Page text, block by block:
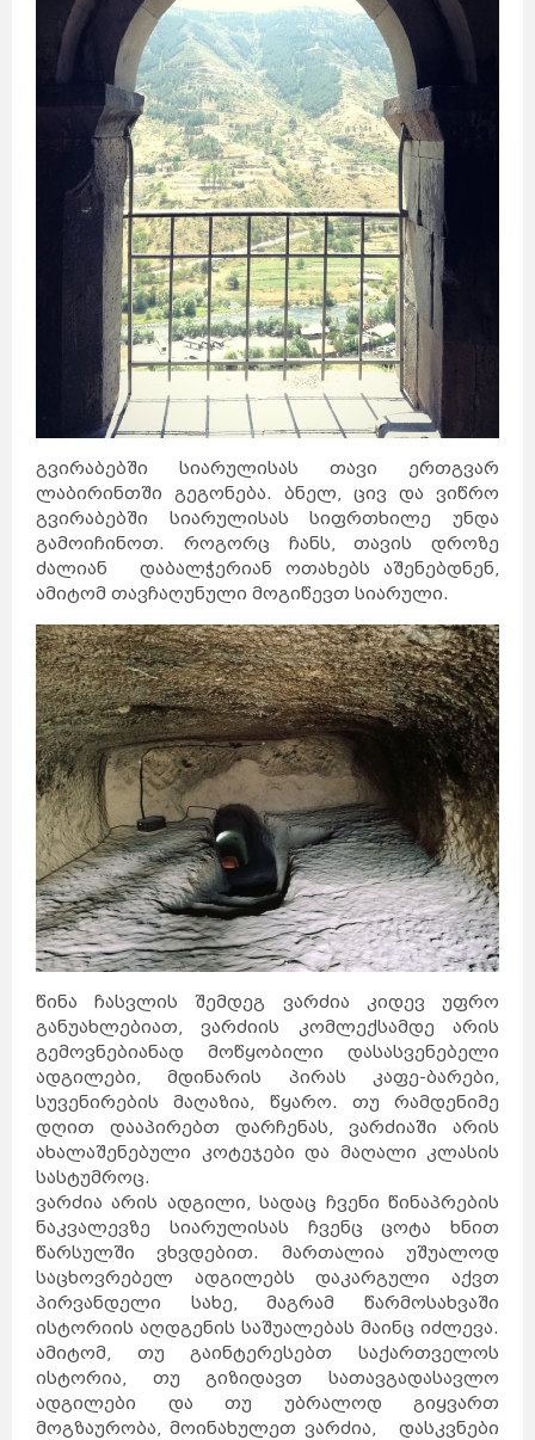
გვირაბებში სიარულისას თავი ერთგვარ
ლაბირინთში გეგონება. ბნელ, ცივ და ვიწრო
გვირაბებში სიარულისას სიფრთხილე უნდა
გამოიჩინოთ. როგორც ჩანს, თავის დროზე
ძალიან დაბალჭერიან ოთახებს აშენებდნენ,
ამიტომ თავჩაღუნული მოგიწევთ სიარული.
წინა ჩასვლის შემდეგ ვარძია კიდევ უფრო
განუახლებიათ, ვარძიის კომლექსამდე არის
გემოვნებიანად მოწყობილი დასასვენებელი
ადგილები, მდინარის პირას კაფე-ბარები,
სუვენირების მაღაზია, წყარო. თუ რამდენიმე
დღით დააპირებთ დარჩენას, ვარძიაში არის
ახალაშენებული კოტეჯები და მაღალი კლასის
სასტუმროც.
ვარძია არის ადგილი, სადაც ჩვენი წინაპრების
ნაკვალევზე სიარულისას ჩვენც ცოტა ხნით
წარსულში ვხვდებით. მართალია უშუალოდ
საცხოვრებელ ადგილებს დაკარგული აქვთ
პირვანდელი სახე, მაგრამ წარმოსახვაში
ისტორიის აღდგენის საშუალებას მაინც იძლევა.
ამიტომ, თუ გაინტერესებთ საქართველოს
ისტორია, თუ გიზიდავთ სათავგადასავლო
ადგილები და თუ უბრალოდ გიყვართ
მოგზაურობა, მოინახულეთ ვარძია, დასკვნები